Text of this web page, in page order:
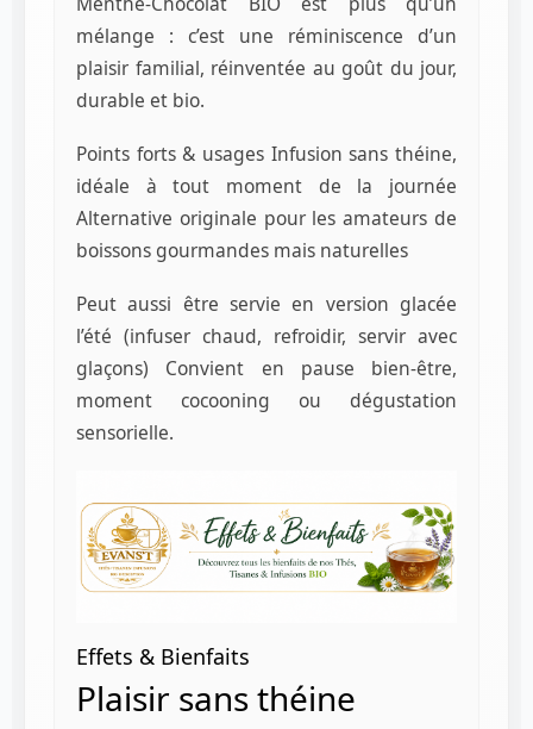
mélange : c’est une réminiscence d’un
plaisir familial, réinventée au goût du jour,
durable et bio.
Points forts & usages Infusion sans théine,
idéale à tout moment de la journée
Alternative originale pour les amateurs de
boissons gourmandes mais naturelles
Peut aussi être servie en version glacée
l’été (infuser chaud, refroidir, servir avec
glaçons) Convient en pause bien-être,
moment cocooning ou dégustation
sensorielle.
Effets & Bienfaits
Plaisir sans théine